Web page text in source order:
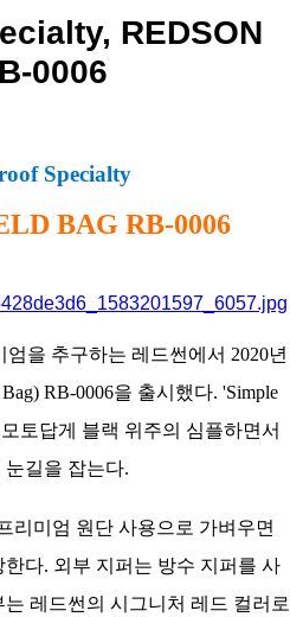
REDSON
0006
Specialty
BAG RB-0006
을 추구하는 레드썬에서 2020년
RB-0006을 출시했다. 'Simple
토답게 블랙 위주의 심플하면서
눈길을 잡는다.
리미엄 원단 사용으로 가벼우면
다. 외부 지퍼는 방수 지퍼를 사
레드썬의 시그니처 레드 컬러로